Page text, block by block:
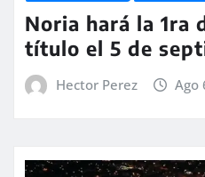
Noria hará la 1ra
título el 5 de
Hector Perez Ago